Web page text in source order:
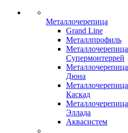
Металлочерепица
Grand Line
Металлпрофиль
Металлочерепица
Супермонтеррей
Металлочерепица
Дюна
Металлочерепица
Каскад
Металлочерепица
Эллада
Аквасистем